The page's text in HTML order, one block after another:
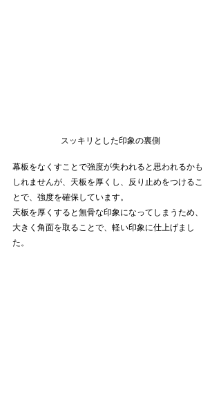
スッキリとした印象の裏側
幕板をなくすことで強度が失われると思われるかも
しれませんが、天板を厚くし、反り止めをつけるこ
とで、強度を確保しています。
天板を厚くすると無骨な印象になってしまうため、
大きく角面を取ることで、軽い印象に仕上げまし
た。